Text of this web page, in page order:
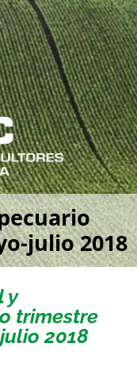
julio 2018
y
trimestre
2018